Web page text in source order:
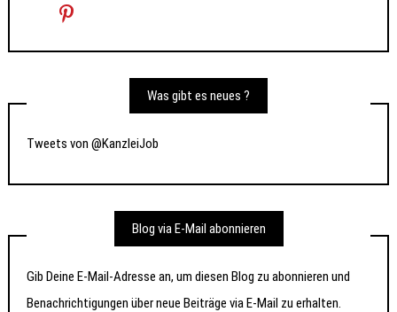
Was gibt es neues ?
Tweets von @KanzleiJob
Blog via E-Mail abonnieren
Gib Deine E-Mail-Adresse an, um diesen Blog zu abonnieren und
Benachrichtigungen über neue Beiträge via E-Mail zu erhalten.